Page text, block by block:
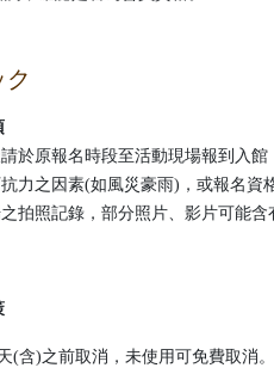
ク
於原報名時段至活動現場報到入
力之因素(如風災豪雨)，或報名資
拍照記錄，部分照片、影片可能
(含)之前取消，未使用可免費取消。